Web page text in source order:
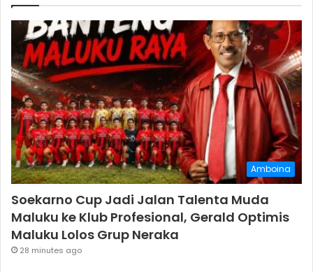
Amboina
Soekarno Cup Jadi Jalan Talenta Muda
Maluku ke Klub Profesional, Gerald Optimis
Maluku Lolos Grup Neraka
28 minutes ago